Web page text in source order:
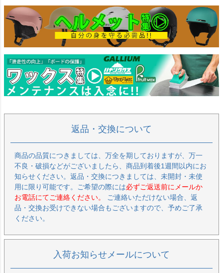
返品・交換について
商品の品質につきましては、万全を期しておりますが、万一
不良・破損などがございましたら、商品到着後1週間以内にお
知らせください。返品・交換につきましては、未開封・未使
用に限り可能です。ご希望の際には必ずご返送前にメールか
お電話にてご連絡ください。
ご連絡いただけない場合、返
品・交換お受けできない場合もございますので、予めご了承
ください。
入荷お知らせメールについて